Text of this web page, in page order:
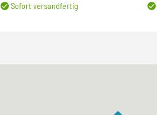
Sofort versandfertig